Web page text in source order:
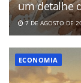
um detalhe
7 DE AGOSTO DE
ECONOMIA